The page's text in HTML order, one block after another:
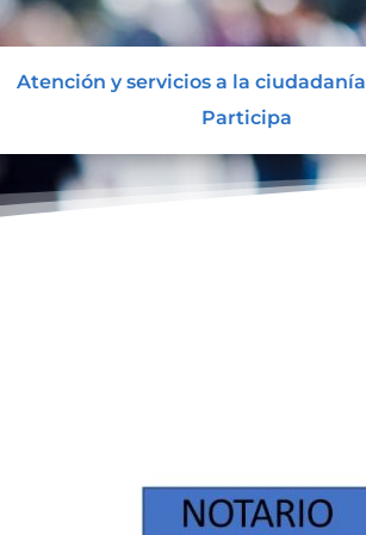
Atención y servicios a la ciudadanía
Participa